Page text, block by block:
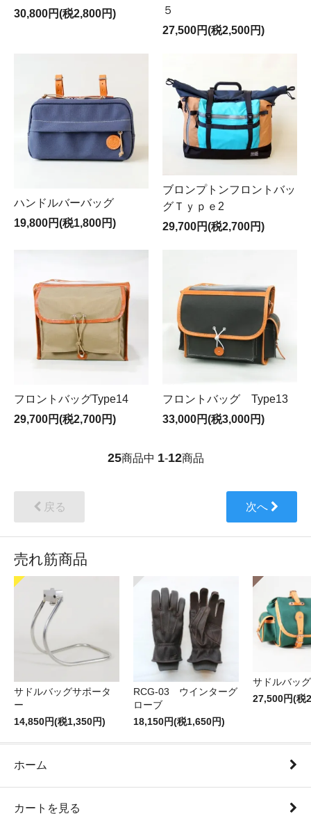
30,800円(税2,800円)
５
27,500円(税2,500円)
ハンドルバーバッグ
19,800円(税1,800円)
ブロンプトンフロントバッ
グＴｙｐｅ2
29,700円(税2,700円)
フロントバッグType14
29,700円(税2,700円)
フロントバッグ Type13
33,000円(税3,000円)
25商品中 1-12商品
戻る 次へ
売れ筋商品
サドルバッグサポータ
ー
14,850円(税1,350円)
RCG-03 ウインターグ
ローブ
18,150円(税1,650円)
サドルバッ
27,500円(税
ホーム
カートを見る